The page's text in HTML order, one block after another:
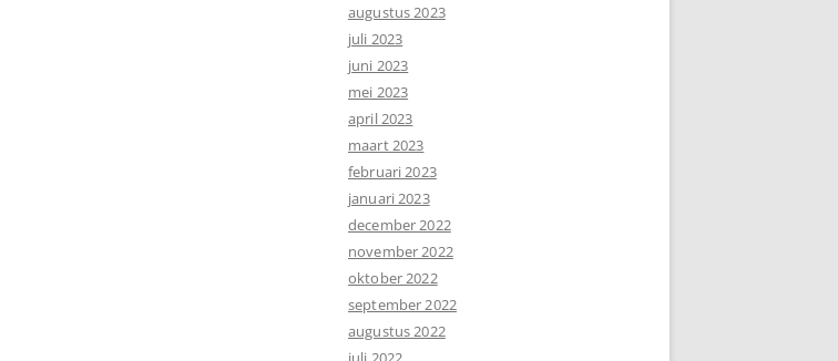
augustus 2023
juli 2023
juni 2023
mei 2023
april 2023
maart 2023
februari 2023
januari 2023
december 2022
november 2022
oktober 2022
september 2022
augustus 2022